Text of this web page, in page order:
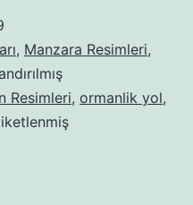
, Manzara Resimleri,
Resimleri, ormanlik yol,